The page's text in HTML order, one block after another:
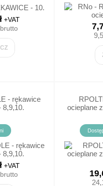
+VAT
- rękawice
8,9,10.
+VAT
ocieplane